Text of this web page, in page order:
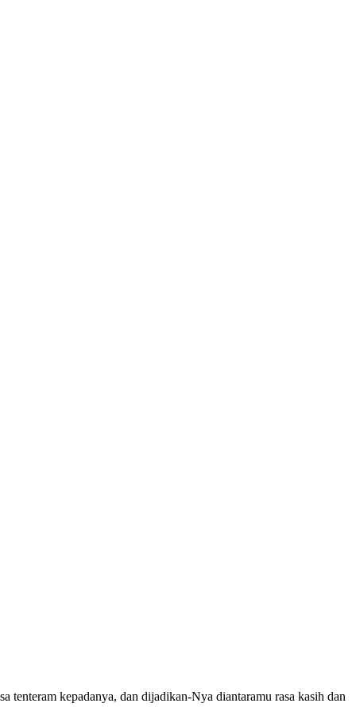
tenteram kepadanya, dan dijadikan-Nya diantaramu rasa kasih dan